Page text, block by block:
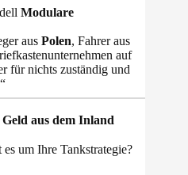
Modulare
aus Polen, Fahrer aus
auf
für nichts zuständig und
aus dem Inland
es um Ihre Tankstrategie?